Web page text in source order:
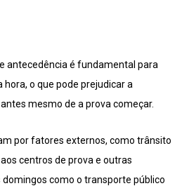
antecedência é fundamental para
o que pode prejudicar a
mesmo de a prova começar.
por fatores externos, como trânsito
centros de prova e outras
como o transporte público